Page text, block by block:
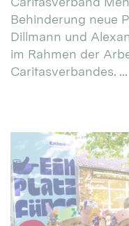
Behinderung neue
Dillmann und
im Rahmen der
Caritasverbandes. ...